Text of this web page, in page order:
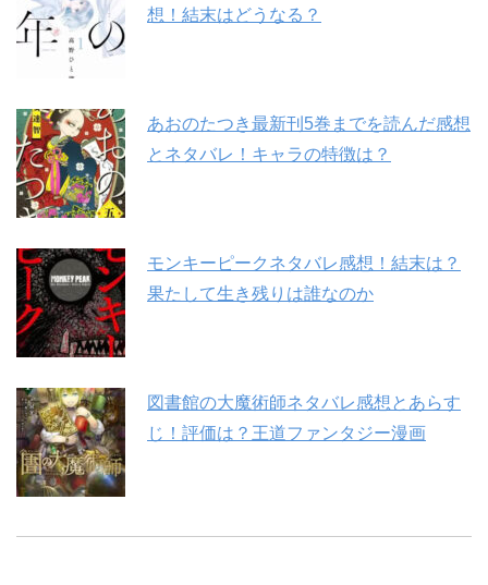
想！結末はどうなる？
あおのたつき最新刊5巻までを読んだ感想
とネタバレ！キャラの特徴は？
モンキーピークネタバレ感想！結末は？
果たして生き残りは誰なのか
図書館の大魔術師ネタバレ感想とあらす
じ！評価は？王道ファンタジー漫画